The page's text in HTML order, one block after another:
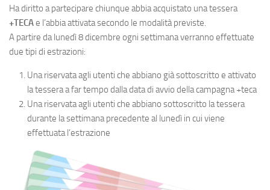
Ha diritto a partecipare chiunque abbia acquistato una tessera
+TECAe l’abbia attivata secondo le modalità previste.
A partire da lunedì 8 dicembre ogni settimana verranno effettuate
due tipi di estrazioni:
Una riservata agli utenti che abbiano già sottoscritto e attivato
la tessera a far tempo dalla data di avvio della campagna +teca
Una riservata agli utenti che abbiano sottoscritto la tessera
durante la settimana precedente al lunedì in cui viene
effettuata l’estrazione